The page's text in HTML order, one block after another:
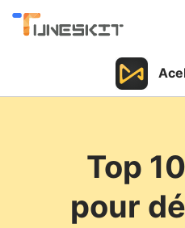
Centre de
Top
pour